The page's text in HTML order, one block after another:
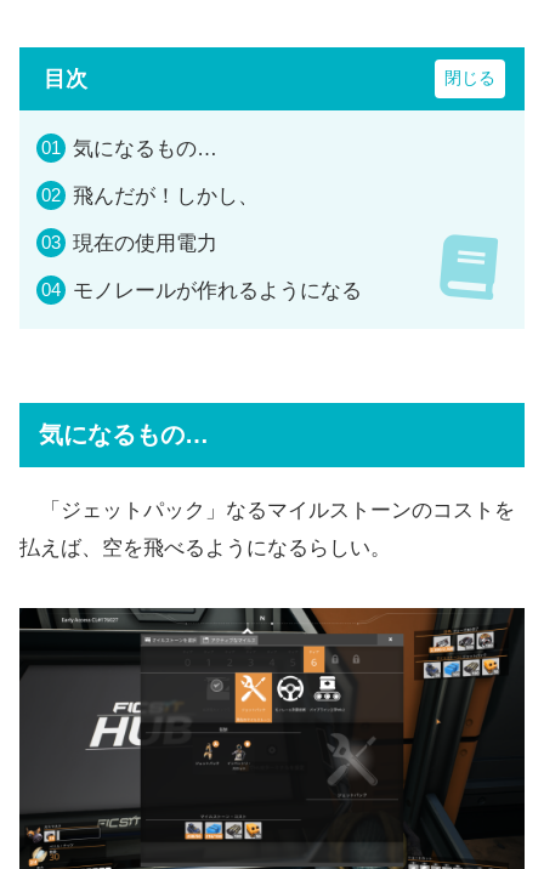
目次
気になるもの…
飛んだが！しかし、
現在の使用電力
モノレールが作れるようになる
気になるもの…
「ジェットパック」なるマイルストーンのコストを
払えば、空を飛べるようになるらしい。